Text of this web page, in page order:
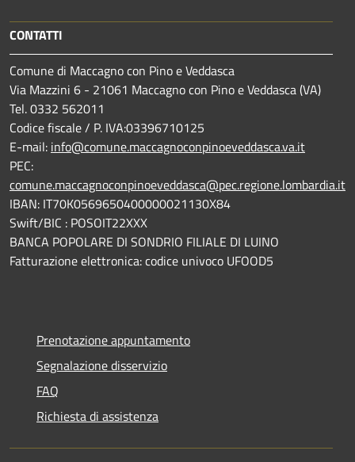
CONTATTI
Comune di Maccagno con Pino e Veddasca
Via Mazzini 6 - 21061 Maccagno con Pino e Veddasca (VA)
Tel. 0332 562011
Codice fiscale / P. IVA:03396710125
E-mail: info@comune.maccagnoconpinoeveddasca.va.it
PEC:
comune.maccagnoconpinoeveddasca@pec.regione.lombardia.it
IBAN: IT70K0569650400000021130X84
Swift/BIC : POSOIT22XXX
BANCA POPOLARE DI SONDRIO FILIALE DI LUINO
Fatturazione elettronica: codice univoco UFOOD5
Prenotazione appuntamento
Segnalazione disservizio
FAQ
Richiesta di assistenza